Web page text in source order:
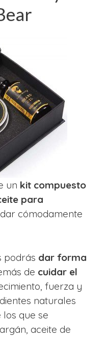
un kit compuesto
para
cómodamente
podrás dar forma
de cuidar el
fuerza y
naturales
que se
aceite de